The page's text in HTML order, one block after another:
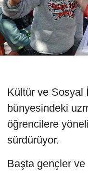
Kültür ve Sosyal
bünyesindeki
öğrencilere
sürdürüyor.
Başta gençler ve